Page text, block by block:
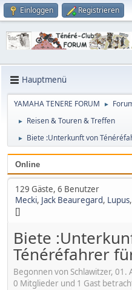
Einloggen Registrieren
Hauptmenü
YAMAHA TENERE FORUM ►
► Reisen & Touren & Treffen
► Biete :Unterkunft von
Online
129 Gäste, 6 Benutzer
Mecki, Jack Beauregard, Lupus,
[]
Biete
Ténéréfahrer
Begonnen von Schlawitzer,
0 Mitglieder und 1 Gast